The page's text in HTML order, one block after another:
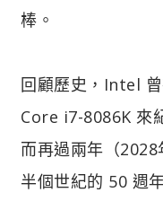
棒。
回顧歷史，Intel
Core i7-8086K 來
而再過兩年（
半個世紀的 50 週